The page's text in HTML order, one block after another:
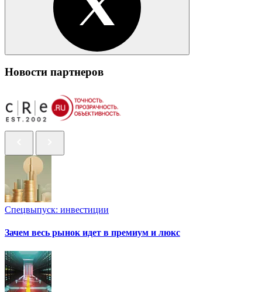
Новости партнеров
Спецвыпуск: инвестиции
Зачем весь рынок идет в премиум и люкс